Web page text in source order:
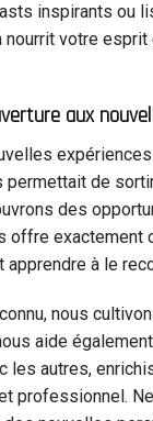
inspirants ou
nourrit votre
aux
permettait de
des
offre exactement
à le
nous
aide
les autres,
professionnel.